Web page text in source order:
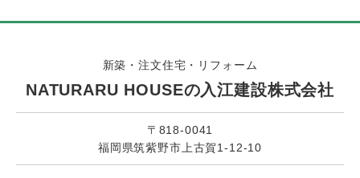
新築・注文住宅・リフォーム
NATURARU HOUSEの入江建設株式会社
〒818-0041
福岡県筑紫野市上古賀1-12-10